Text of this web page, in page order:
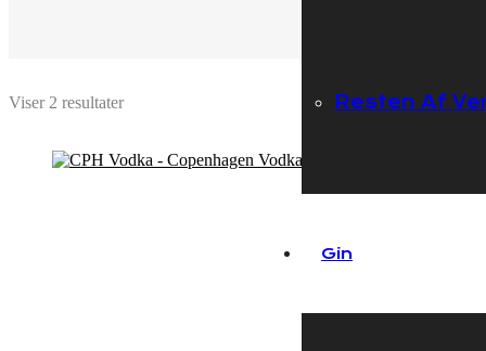
Resten Af
Gin
Viser 2 resultater